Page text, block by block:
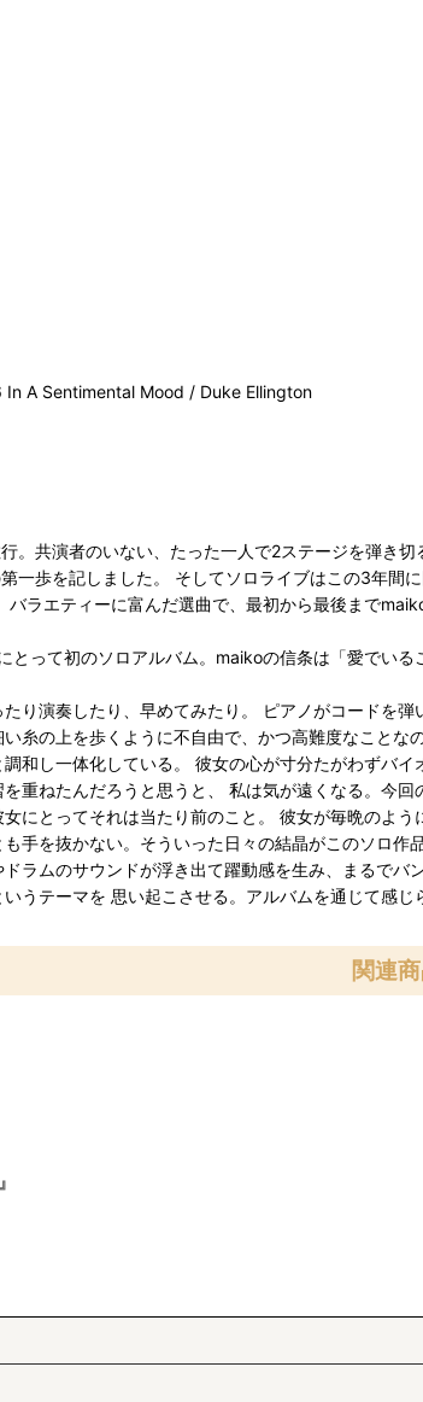
A Sentimental Mood / Duke Ellington
。共演者のいない、たった一人で2ステージを弾き
一歩を記しました。 そしてソロライブはこの3年
ラエティーに富んだ選曲で、最初から最後まで
って初のソロアルバム。maikoの信条は「愛でい
り演奏したり、早めてみたり。 ピアノがコード
糸の上を歩くように不自由で、かつ高難度なこと
和し一体化している。 彼女の心が寸分たがわずバ
重ねたんだろうと思うと、 私は気が遠くなる。今
にとってそれは当たり前のこと。 彼女が毎晩のよ
手を抜かない。そういった日々の結晶がこのソロ作
ラムのサウンドが浮き出て躍動感を生み、まるで
うテーマを 思い起こさせる。アルバムを通じて感
関連